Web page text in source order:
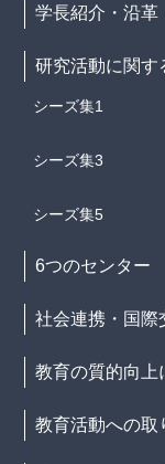
学長紹介・沿革
研究活動に関す
シーズ集1
シーズ集3
シーズ集5
6つのセンター
社会連携・国際
教育の質的向上
教育活動への取